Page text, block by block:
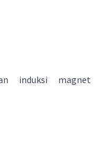
induksi magnet